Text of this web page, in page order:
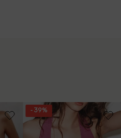
- 39%